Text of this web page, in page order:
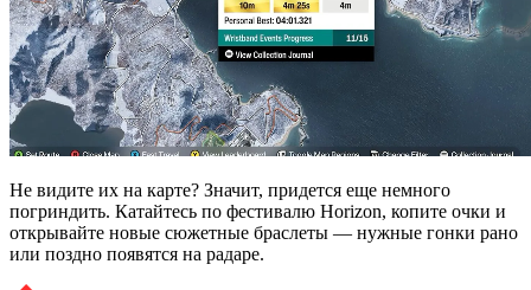
Не видите их на карте? Значит, придется еще немного
погриндить. Катайтесь по фестивалю Horizon, копите очки и
открывайте новые сюжетные браслеты — нужные гонки рано
или поздно появятся на радаре.